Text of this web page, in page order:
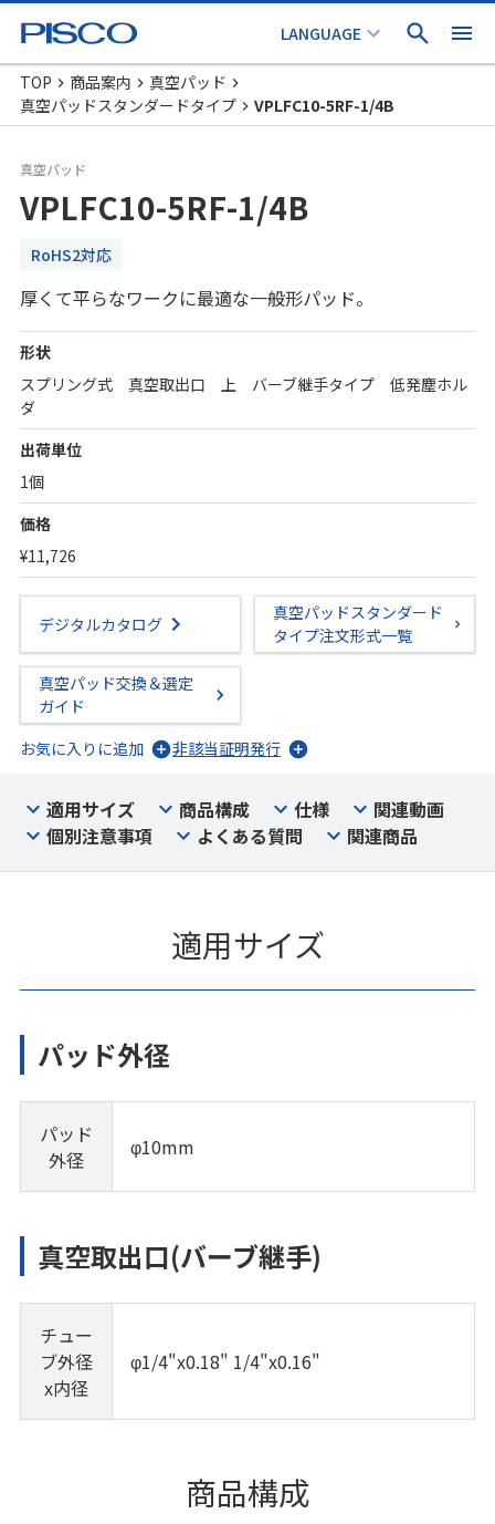
TOP 商品案内
真空パッド
真空パッドスタンダードタイプ
VPLFC10-5RF-1/4B
真空パッド
VPLFC10-5RF-1/4B
RoHS2対応
厚くて平らなワークに最適な一般形パッド。
形状
スプリング式 真空取出口 上 バーブ継手タイプ 低発塵ホル
ダ
出荷単位
1個
価格
¥11,726
デジタルカタログ
真空パッドスタンダード
タイプ注文形式一覧
真空パッド交換＆選定
ガイド
お気に入りに追加
非該当証明発行
適用サイズ 商品構成 仕様
関連動画
個別注意事項
よくある質問 関連商品
適用サイズ
パッド外径
パッド
外径
φ10mm
真空取出口(バーブ継手)
チュー
ブ外径
x内径
φ1/4"x0.18" 1/4"x0.16"
商品構成